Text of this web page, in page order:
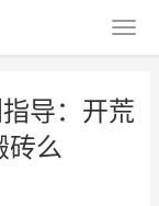
导：开荒
砖么